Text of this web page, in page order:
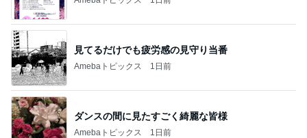
見てるだけでも疲労感の見守り当番
Amebaトピックス 1日前
ダンスの間に見たすごく綺麗な皆様
Amebaトピックス 1日前